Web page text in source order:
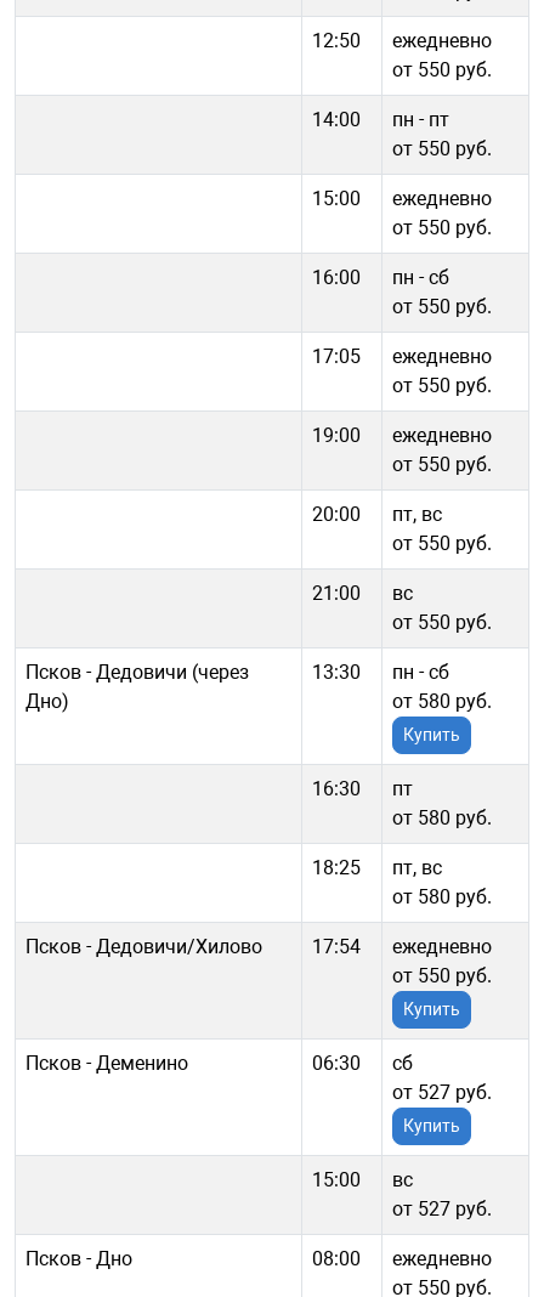
12:50
ежедневно
от 550 руб.
14:00
пн - пт
от 550 руб.
15:00
ежедневно
от 550 руб.
16:00
пн - cб
от 550 руб.
17:05
ежедневно
от 550 руб.
19:00
ежедневно
от 550 руб.
20:00
пт, вс
от 550 руб.
21:00
вс
от 550 руб.
Псков - Дедовичи (через
Дно)
13:30
пн - cб
от 580 руб.
Купить
16:30
пт
от 580 руб.
18:25
пт, вс
от 580 руб.
Псков - Дедовичи/Хилово 17:54
ежедневно
от 550 руб.
Купить
Псков - Деменино 06:30
сб
от 527 руб.
Купить
15:00
вс
от 527 руб.
Псков - Дно 08:00
ежедневно
от 550 руб.